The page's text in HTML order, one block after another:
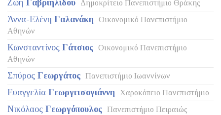
Ζωή Γαβριηλίδου Δημοκρίτειο Πανεπιστήμιο Θράκης
Άννα-Ελένη Γαλανάκη
Οικονομικό Πανεπιστήμιο
Αθηνών
Κωνσταντίνος Γάτσιος Οικονομικό Πανεπιστήμιο
Αθηνών
Σπύρος Γεωργάτος Πανεπιστήμιο Ιωαννίνων
Ευαγγελία Γεωργιτσογιάννη Χαροκόπειο Πανεπιστήμιο
Νικόλαος Γεωργόπουλος Πανεπιστήμιο Πειραιώς